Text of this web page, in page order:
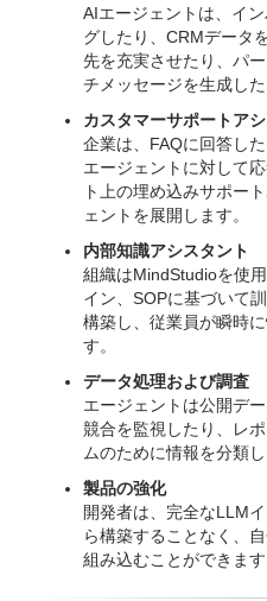
AIエージェントは、イ
グしたり、CRMデータ
先を充実させたり、パ
チメッセージを生成した
カスタマーサポートア
企業は、FAQに回答し
エージェントに対して
ト上の埋め込みサポー
ェントを展開します。
内部知識アシスタント
組織はMindStudioを使
イン、SOPに基づいて
構築し、従業員が瞬時
す。
データ処理および調査
エージェントは公開デ
競合を監視したり、レ
ムのために情報を分類し
製品の強化
開発者は、完全なLLM
ら構築することなく、
組み込むことができます